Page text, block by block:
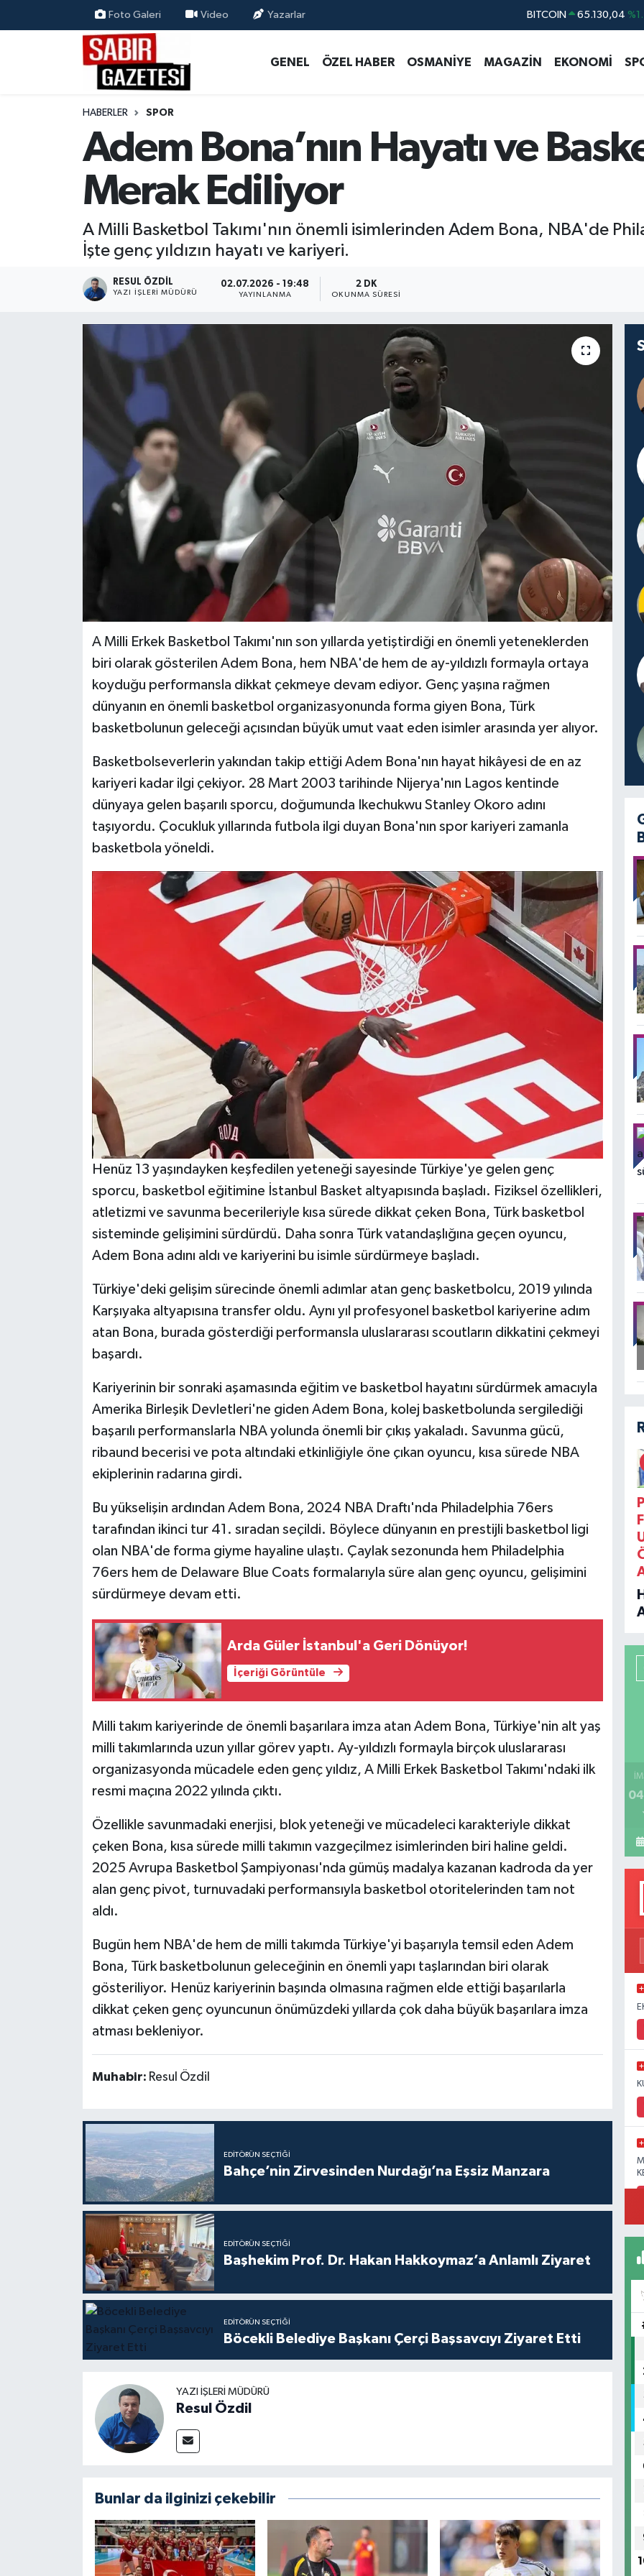
Foto Galeri Video Yazarlar DOLAR 47,7106
STERLİN 64,4046
BITCOIN 65.130,04
GENEL ÖZEL HABER OSMANİYE MAGAZİN EKONOMİ
HABERLER SPOR
Adem Bona’nın Hayatı ve
Merak Ediliyor
A Milli Basketbol Takımı'nın önemli isimlerinden Adem Bona, NBA'de
İşte genç yıldızın hayatı ve kariyeri.
RESUL ÖZDIL
YAZI İŞLERI MÜDÜRÜ
02.07.2026 - 19:48
YAYINLANMA
2 DK
OKUNMA SÜRESI
A Milli Erkek Basketbol Takımı'nın son yıllarda yetiştirdiği en önemli yeteneklerden
biri olarak gösterilen Adem Bona, hem NBA'de hem de ay-yıldızlı formayla ortaya
koyduğu performansla dikkat çekmeye devam ediyor. Genç yaşına rağmen
dünyanın en önemli basketbol organizasyonunda forma giyen Bona, Türk
basketbolunun geleceği açısından büyük umut vaat eden isimler arasında yer alıyor.
Basketbolseverlerin yakından takip ettiği Adem Bona'nın hayat hikâyesi de en az
kariyeri kadar ilgi çekiyor. 28 Mart 2003 tarihinde Nijerya'nın Lagos kentinde
dünyaya gelen başarılı sporcu, doğumunda Ikechukwu Stanley Okoro adını
taşıyordu. Çocukluk yıllarında futbola ilgi duyan Bona'nın spor kariyeri zamanla
basketbola yöneldi.
Henüz 13 yaşındayken keşfedilen yeteneği sayesinde Türkiye'ye gelen genç
sporcu, basketbol eğitimine İstanbul Basket altyapısında başladı. Fiziksel özellikleri,
atletizmi ve savunma becerileriyle kısa sürede dikkat çeken Bona, Türk basketbol
sisteminde gelişimini sürdürdü. Daha sonra Türk vatandaşlığına geçen oyuncu,
Adem Bona adını aldı ve kariyerini bu isimle sürdürmeye başladı.
Türkiye'deki gelişim sürecinde önemli adımlar atan genç basketbolcu, 2019 yılında
Karşıyaka altyapısına transfer oldu. Aynı yıl profesyonel basketbol kariyerine adım
atan Bona, burada gösterdiği performansla uluslararası scoutların dikkatini çekmeyi
başardı.
Kariyerinin bir sonraki aşamasında eğitim ve basketbol hayatını sürdürmek amacıyla
Amerika Birleşik Devletleri'ne giden Adem Bona, kolej basketbolunda sergilediği
başarılı performanslarla NBA yolunda önemli bir çıkış yakaladı. Savunma gücü,
ribaund becerisi ve pota altındaki etkinliğiyle öne çıkan oyuncu, kısa sürede NBA
ekiplerinin radarına girdi.
Bu yükselişin ardından Adem Bona, 2024 NBA Draftı'nda Philadelphia 76ers
tarafından ikinci tur 41. sıradan seçildi. Böylece dünyanın en prestijli basketbol ligi
olan NBA'de forma giyme hayaline ulaştı. Çaylak sezonunda hem Philadelphia
76ers hem de Delaware Blue Coats formalarıyla süre alan genç oyuncu, gelişimini
sürdürmeye devam etti.
Arda Güler İstanbul'a Geri Dönüyor!
İçeriği Görüntüle
Milli takım kariyerinde de önemli başarılara imza atan Adem Bona, Türkiye'nin alt yaş
milli takımlarında uzun yıllar görev yaptı. Ay-yıldızlı formayla birçok uluslararası
organizasyonda mücadele eden genç yıldız, A Milli Erkek Basketbol Takımı'ndaki ilk
resmi maçına 2022 yılında çıktı.
Özellikle savunmadaki enerjisi, blok yeteneği ve mücadeleci karakteriyle dikkat
çeken Bona, kısa sürede milli takımın vazgeçilmez isimlerinden biri haline geldi.
2025 Avrupa Basketbol Şampiyonası'nda gümüş madalya kazanan kadroda da yer
alan genç pivot, turnuvadaki performansıyla basketbol otoritelerinden tam not
aldı.
Bugün hem NBA'de hem de milli takımda Türkiye'yi başarıyla temsil eden Adem
Bona, Türk basketbolunun geleceğinin en önemli yapı taşlarından biri olarak
gösteriliyor. Henüz kariyerinin başında olmasına rağmen elde ettiği başarılarla
dikkat çeken genç oyuncunun önümüzdeki yıllarda çok daha büyük başarılara imza
atması bekleniyor.
Muhabir: Resul Özdil
EDITÖRÜN SEÇTIĞI
Bahçe’nin Zirvesinden Nurdağı’na Eşsiz Manzara
EDITÖRÜN SEÇTIĞI
Başhekim Prof. Dr. Hakan Hakkoymaz’a Anlamlı Ziyaret
EDITÖRÜN SEÇTIĞI
Böcekli Belediye Başkanı Çerçi Başsavcıyı Ziyaret Etti
YAZI İŞLERI MÜDÜRÜ
Resul Özdil
Bunlar da ilginizi çekebilir
ÖZEL HABER
MAGAZİN
EKONOMİ
RESMİ İLANLAR
Osmaniye Nöbetçi Eczaneler
Osmaniye Hava Durumu
Süper Lig Puan Durumu ve Fikstür
Tüm Manşetler
Son Dakika Haberleri
Haber Arşivi